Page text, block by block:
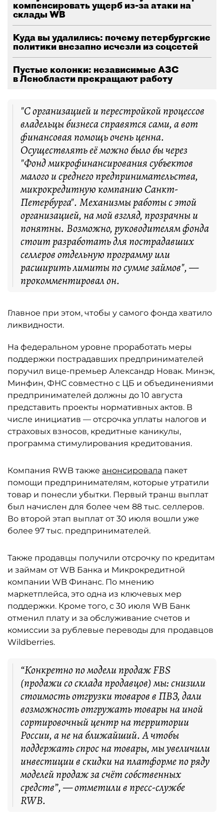
компенсировать ущерб из-за атаки на
склады WB
Куда вы удалились: почему петербургские
политики внезапно исчезли из соцсетей
Пустые колонки: независимые АЗС
в Ленобласти прекращают работу
"С организацией и перестройкой процессов
владельцы бизнеса справятся сами, а вот
финансовая помощь очень ценна.
Осуществлять её можно было бы через
"Фонд микрофинансирования субъектов
малого и среднего предпринимательства,
микрокредитную компанию Санкт-
Петербурга". Механизмы работы с этой
организацией, на мой взгляд, прозрачны и
понятны. Возможно, руководителям фонда
стоит разработать для пострадавших
селлеров отдельную программу или
расширить лимиты по сумме займов", —
прокомментировал он.
Главное при этом, чтобы у самого фонда хватило
ликвидности.
На федеральном уровне проработать меры
поддержки пострадавших предпринимателей
поручил вице-премьер Александр Новак. Минэк,
Минфин, ФНС совместно с ЦБ и объединениями
предпринимателей должны до 10 августа
представить проекты нормативных актов. В
числе инициатив — отсрочка уплаты налогов и
страховых взносов, кредитные каникулы,
программа стимулирования кредитования.
Компания RWB также анонсировала пакет
помощи предпринимателям, которые утратили
товар и понесли убытки. Первый транш выплат
был начислен для более чем 88 тыс. селлеров.
Во второй этап выплат от 30 июля вошли уже
более 97 тыс. предпринимателей.
Также продавцы получили отсрочку по кредитам
и займам от WB Банка и Микрокредитной
компании WB Финанс. По мнению
маркетплейса, это одна из ключевых мер
поддержки. Кроме того, с 30 июля WB Банк
отменил плату и за обслуживание счетов и
комиссии за рублевые переводы для продавцов
Wildberries.
“Конкретно по модели продаж FBS
(продажи со склада продавцов) мы: снизили
стоимость отгрузки товаров в ПВЗ, дали
возможность отгружать товары на иной
сортировочный центр на территории
России, а не на ближайший. А чтобы
поддержать спрос на товары, мы увеличили
инвестиции в скидки на платформе по ряду
моделей продаж за счёт собственных
средств”, — отметили в пресс-службе
RWB.